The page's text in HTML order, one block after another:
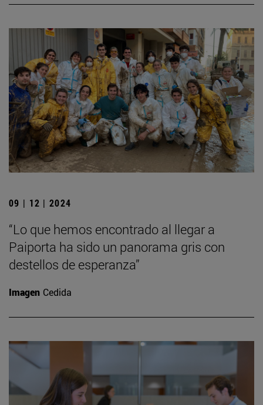
09 | 12 | 2024
“Lo que hemos encontrado al llegar a
Paiporta ha sido un panorama gris con
destellos de esperanza”
Imagen Cedida